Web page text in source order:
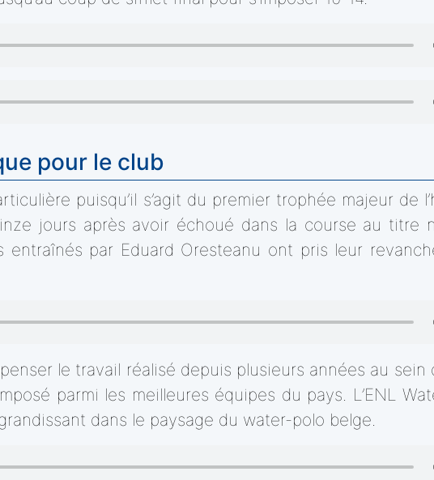
pour le club
puisqu’il s’agit du premier trophée majeur de
jours après avoir échoué dans la course au titre
entraînés par Eduard Oresteanu ont pris leur
le travail réalisé depuis plusieurs années au sein
parmi les meilleures équipes du pays. L’ENL
dans le paysage du water-polo belge.